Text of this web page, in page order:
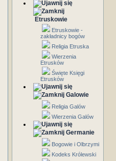
Etruskowie
Etruskowie -
zakładnicy bogów
Religia Etruska
Wierzenia
Etrusków
Święte Księgi
Etrusków
Galowie
Religia Galów
Wierzenia Galów
Germanie
Bogowie i Olbrzymi
Kodeks Królewski